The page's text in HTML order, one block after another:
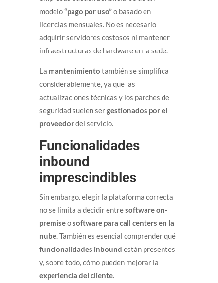
modelo“pago por uso”o basado en
licencias mensuales. No es necesario
adquirir servidores costosos ni mantener
infraestructuras de hardware en la sede.
La mantenimiento también se simplifica
considerablemente, ya que las
actualizaciones técnicas y los parches de
seguridad suelen sergestionados por el
proveedordel servicio.
Funcionalidades
inbound
imprescindibles
Sin embargo, elegir la plataforma correcta
no se limita a decidir entresoftware on-
premiseosoftware para call centers en la
nube. También es esencial comprender qué
funcionalidades inbound están presentes
y, sobre todo, cómo pueden mejorar la
experiencia del cliente.